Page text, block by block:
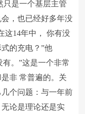
只是一个基层主管
，也已经好多年没
这14年中， 你有没
的充电？”他
有。”这是一个非常
非 常普遍的。关
个问题：与一年前
论是理论还是实